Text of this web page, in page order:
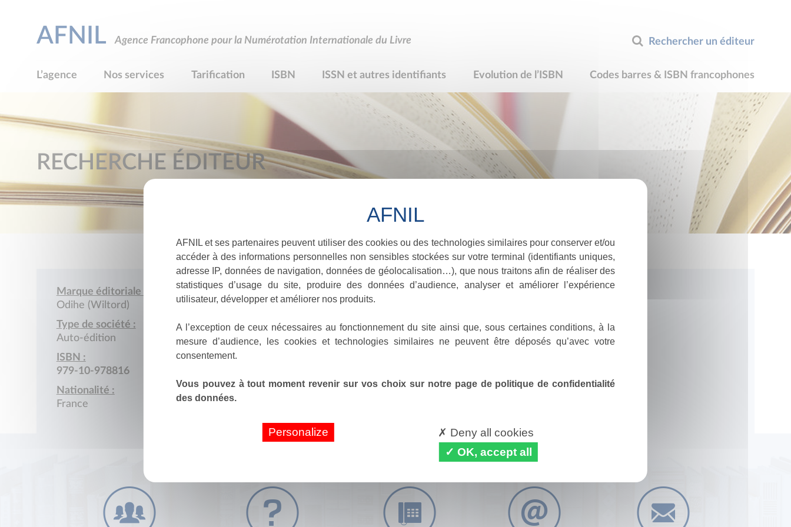
Rechercher un éditeur
AFNIL Agence Francophone pour la Numérotation Internationale du Livre
L’agence Nos services Tarification ISBN ISSN et autres identifiants Evolution de l’ISBN Codes barres & ISBN francophones
RECHERCHE ÉDITEUR
Marque éditoriale :
Odihe (Wiltord)
Type de société :
Auto-édition
ISBN :
979-10-978816
Nationalité :
France
AFNIL et ses partenaires peuvent utiliser des cookies ou des technologies similaires pour conserver et/ou
accéder à des informations personnelles non sensibles stockées sur votre terminal (identifiants uniques,
adresse IP, données de navigation, données de géolocalisation…), que nous traitons afin de réaliser des
statistiques d’usage du site, produire des données d’audience, analyser et améliorer l’expérience
utilisateur, développer et améliorer nos produits.
A l’exception de ceux nécessaires au fonctionnement du site ainsi que, sous certaines conditions, à la
mesure d’audience, les cookies et technologies similaires ne peuvent être déposés qu’avec votre
consentement.
Vous pouvez à tout moment revenir sur vos choix sur notre page de politique de confidentialité
des données.
Personalize
Deny all cookies
OK, accept all